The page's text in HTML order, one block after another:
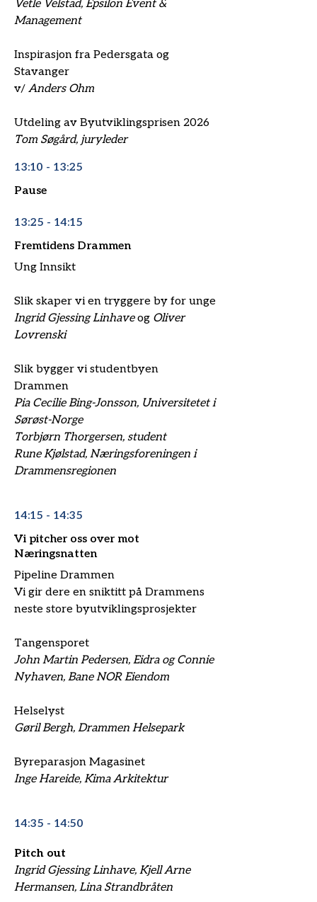
Vetle Velstad, Epsilon Event &
Management
Inspirasjon fra Pedersgata og
Stavanger
v/ Anders Ohm
Utdeling av Byutviklingsprisen 2026
Tom Søgård, juryleder
13:10 - 13:25
Pause
13:25 - 14:15
Fremtidens Drammen
Ung Innsikt
Slik skaper vi en tryggere by for unge
Ingrid Gjessing Linhaveog Oliver
Lovrenski
Slik bygger vi studentbyen
Drammen
Pia Cecilie Bing-Jonsson, Universitetet i
Sørøst-Norge
Torbjørn Thorgersen, student
Rune Kjølstad, Næringsforeningen i
Drammensregionen
14:15 - 14:35
Vi pitcher oss over mot
Næringsnatten
Pipeline Drammen
Vi gir dere en sniktitt på Drammens
neste store byutviklingsprosjekter
Tangensporet
John Martin Pedersen, Eidra og Connie
Nyhaven, Bane NOR Eiendom
Helselyst
Gøril Bergh, Drammen Helsepark
Byreparasjon Magasinet
Inge Hareide, Kima Arkitektur
14:35 - 14:50
Pitch out
Ingrid Gjessing Linhave, Kjell Arne
Hermansen, Lina Strandbråten